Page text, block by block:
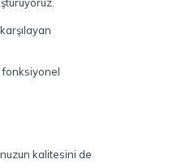
fonksiyonel
kalitesini de